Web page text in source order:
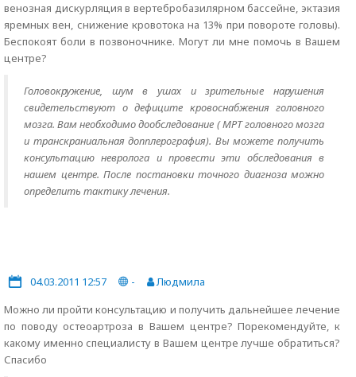
венозная дискурляция в вертебробазилярном бассейне, эктазия
яремных вен, снижение кровотока на 13% при повороте головы).
Беспокоят боли в позвоночнике. Могут ли мне помочь в Вашем
центре?
Головокружение, шум в ушах и зрительные нарушения
свидетельствуют о дефиците кровоснабжения головного
мозга. Вам необходимо дообследование ( МРТ головного мозга
и транскраниальная допплерография). Вы можете получить
консультацию невролога и провести эти обследования в
нашем центре. После постановки точного диагноза можно
определить тактику лечения.
04.03.2011 12:57 -
Людмила
Можно ли пройти консультацию и получить дальнейшее лечение
по поводу остеоартроза в Вашем центре? Порекомендуйте, к
какому именно специалисту в Вашем центре лучше обратиться?
Спасибо